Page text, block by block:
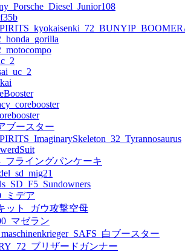
ブースター
フライングパンケーキ
ミデア
ット_ガウ攻撃空母
マゼラン
白ブースター
ブリザードガンナー